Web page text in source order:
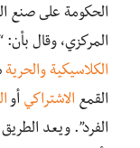
الحكومة على صنع
المركزي، وقال بأن:
الكلاسيكية والحرية
القمع الاشتراكي أو
الفرد”. ويعد الطريق